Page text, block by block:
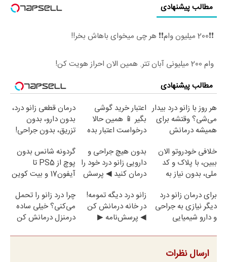
مطالب پیشنهادی
❗❗200 میلیون وام❗❗ هر چی میخوای باهاش بخر!!
وام 200 میلیونی آبان تتر. همین الان احراز هویت کن!
مطالب پیشنهادی
هر روز با زانو درد بیدار
می‌شی؟ وقتشه برای
همیشه درمانش
اعتبار خرید گوشی
بگیر 📱 همین حالا
درخواست اعتبار بده
درمان قطعی زانو درد،
بدون دارو، بدون
تزریق، بدون جراحی!
خلافی خودروتو الان
ببین، با پلاک و کد
ملی، بدون نیاز به
بدون هیچ جراحی و
دارویی زانو درد خود را
درمان کنید ◀ پرسش
گردونه شانس بدون
پوچ از PS5 تا
آیفون17 و بیت کوین
برای درمان زانو درد
دیگر نیازی به جراحی
و دارو شیمیایی
زانو درد دیگه تمومه!
در خانه درمانش کن
◀ پرسش‌نامه ▶
چرا درد زانو را تحمل
می‌کنی؟ خیلی ساده
درمنزل درمانش کن
ارسال نظرات